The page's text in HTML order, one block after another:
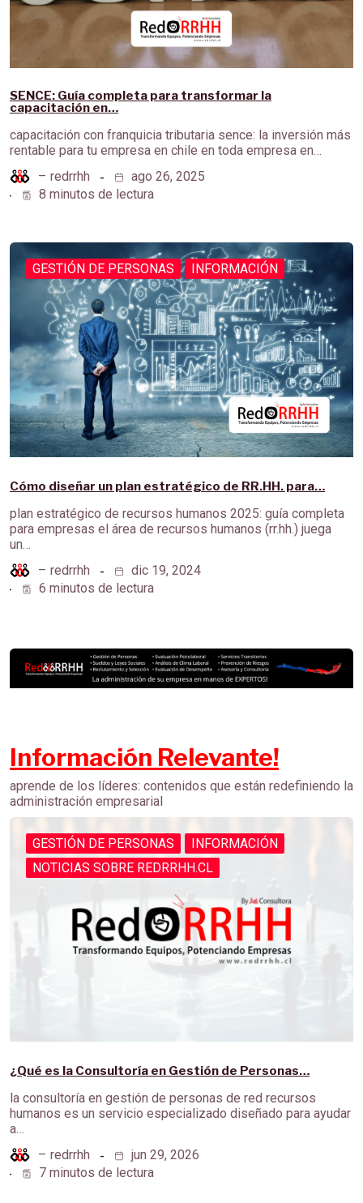
SENCE: Guía completa para transformar la
capacitación en…
capacitación con franquicia tributaria sence: la inversión más
rentable para tu empresa en chile en toda empresa en…
– redrrhh
ago 26, 2025
8 minutos de lectura
GESTIÓN DE PERSONAS INFORMACIÓN
Cómo diseñar un plan estratégico de RR.HH. para…
plan estratégico de recursos humanos 2025: guía completa
para empresas el área de recursos humanos (rr.hh.) juega
un…
– redrrhh
dic 19, 2024
6 minutos de lectura
Información Relevante!
aprende de los líderes: contenidos que están redefiniendo la
administración empresarial
GESTIÓN DE PERSONAS
INFORMACIÓN
NOTICIAS SOBRE REDRRHH.CL
¿Qué es la Consultoría en Gestión de Personas…
la consultoría en gestión de personas de red recursos
humanos es un servicio especializado diseñado para ayudar
a…
– redrrhh
jun 29, 2026
7 minutos de lectura